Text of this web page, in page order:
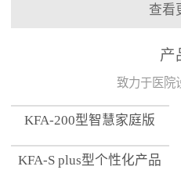
查看
产
致力于医院
KFA-200型智慧家庭版
KFA-S plus型个性化产品